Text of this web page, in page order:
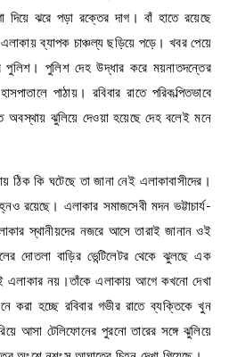
দিয়ে ঝরে পড়া রক্তের দাগ। বাঁ হাতে রয়েছে
ব্যাপক চাঞ্চল্য ছড়িয়ে পড়ে। খবর পেয়ে
পুলিশ। পুলিশ দেহ উদ্ধার করে ময়নাতদন্তের
পাঠায়। রবিবার রাতে পরিকল্পিতভাবে
ঝুলিয়ে দেওয়া হয়েছে দেহ বলেই মনে
ঠিক কি ঘটেছে তা জানা নেই এলাকাবাসীদের।
রয়েছে। এলাকার সমাজসেবী মদন ভট্টাচার্য-
স্থানীয়দের নজরে আসে তারাই জানান ওই
দোতলা বাড়ির ভেন্টিলেটর থেকে ঝুলছে এক
নয়।তাঁকে এলাকায় আগে কখনো দেখা
করা হচ্ছে রবিবার গভীর রাতে ব্যক্তিকে খুন
আসা টেলিফোনের পুরনো তারের সঙ্গে ঝুলিয়ে